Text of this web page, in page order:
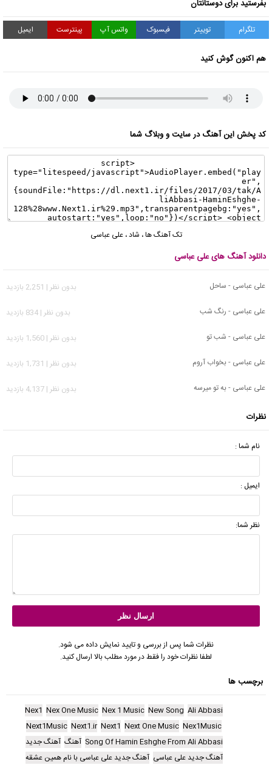
بفرستید برای دوستانتان
تلگرام توییتر فیسبوک واتس آپ پینترست ایمیل
هم اکنون گوش کنید
کد پخش این آهنگ در سایت و وبلاگ شما
تک آهنگ ها، شاد،علی عباسی
دانلود آهنگ های علی عباسی
علی عباسی - ساحل
بدون نظر | 2,251 بازدید
علی عباسی - رنگ شب
بدون نظر | 834 بازدید
علی عباسی - شب تو
بدون نظر | 1,560 بازدید
علی عباسی - بخواب آروم
بدون نظر | 1,731 بازدید
علی عباسی - به تو میرسه
بدون نظر | 4,137 بازدید
نظرات
نام شما :
ایمیل :
نظر شما:
نظرات شما پس از بررسی و تایید نمایش داده می شود.
لطفا نظرات خود را فقط در مورد مطلب بالا ارسال کنید.
برچسب ها
Ali Abbasi
New Song
Nex 1 Music
Nex One Music
Nex1
Nex1Music
Next One Music
Next1
Next1.ir
Next1Music
Song Of Hamin Eshghe From Ali Abbasi آهنگ آهنگ جدید
آهنگ جدید علی عباسی آهنگ جدید علی عباسی با نام همین عشقه